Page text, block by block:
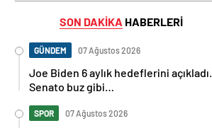
SON DAKİKA HABERLERİ
GÜNDEM 07 Ağustos 2026
Joe Biden 6 aylık hedeflerini açıkladı.
Senato buz gibi…
SPOR 07 Ağustos 2026